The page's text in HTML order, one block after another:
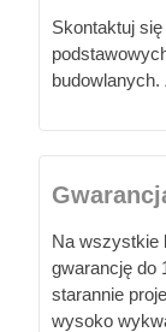
Skontaktuj
Na wszystkie
gwarancję do
starannie
wysoko